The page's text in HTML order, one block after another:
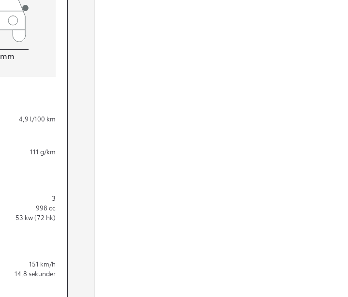
Från 324 900 kr
Toyota C-HR
HYBRID & LADDHYBRID
mm
4,9 l/100 km
111 g/km
3
998 cc
53 kw (72 hk)
151 km/h
14,8 sekunder